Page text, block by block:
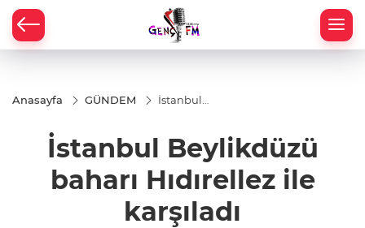
Anasayfa GÜNDEM
İstanbul
Hıdırellez
ile karşıladı
İstanbul Beylikdüzü
baharı Hıdırellez ile
karşıladı